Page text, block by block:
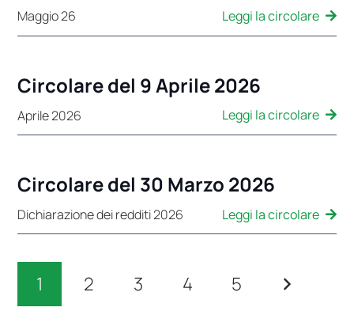
Maggio 26 Leggi la circolare
Circolare del 9 Aprile 2026
Aprile 2026 Leggi la circolare
Circolare del 30 Marzo 2026
Dichiarazione dei redditi 2026 Leggi la circolare
1 2 3 4 5